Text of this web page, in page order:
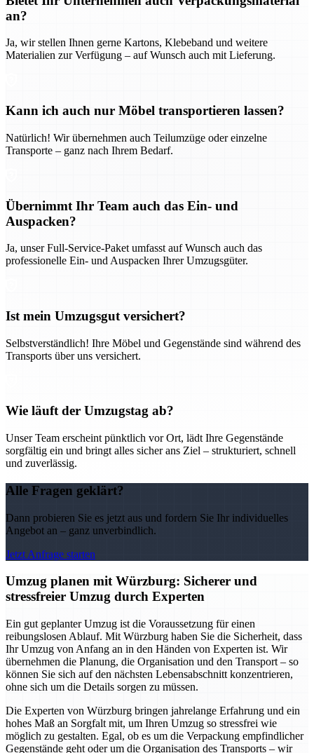
an?
Ja, wir stellen Ihnen gerne Kartons, Klebeband und weitere
Materialien zur Verfügung – auf Wunsch auch mit Lieferung.
Kann ich auch nur Möbel transportieren lassen?
Natürlich! Wir übernehmen auch Teilumzüge oder einzelne
Transporte – ganz nach Ihrem Bedarf.
Übernimmt Ihr Team auch das Ein- und
Auspacken?
Ja, unser Full-Service-Paket umfasst auf Wunsch auch das
professionelle Ein- und Auspacken Ihrer Umzugsgüter.
Ist mein Umzugsgut versichert?
Selbstverständlich! Ihre Möbel und Gegenstände sind während des
Transports über uns versichert.
Wie läuft der Umzugstag ab?
Unser Team erscheint pünktlich vor Ort, lädt Ihre Gegenstände
sorgfältig ein und bringt alles sicher ans Ziel – strukturiert, schnell
und zuverlässig.
Alle Fragen geklärt?
Dann probieren Sie es jetzt aus und fordern Sie Ihr individuelles
Angebot an – ganz unverbindlich.
Jetzt Anfrage starten
Umzug planen mit Würzburg: Sicherer und
stressfreier Umzug durch Experten
Ein gut geplanter Umzug ist die Voraussetzung für einen
reibungslosen Ablauf. Mit Würzburg haben Sie die Sicherheit, dass
Ihr Umzug von Anfang an in den Händen von Experten ist. Wir
übernehmen die Planung, die Organisation und den Transport – so
können Sie sich auf den nächsten Lebensabschnitt konzentrieren,
ohne sich um die Details sorgen zu müssen.
Die Experten von Würzburg bringen jahrelange Erfahrung und ein
hohes Maß an Sorgfalt mit, um Ihren Umzug so stressfrei wie
möglich zu gestalten. Egal, ob es um die Verpackung empfindlicher
Gegenstände geht oder um die Organisation des Transports – wir